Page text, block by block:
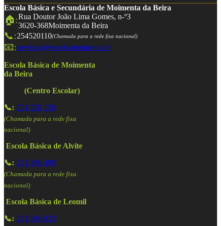
Escola Básica e Secundária de Moimenta da Beira
🏠:Rua Doutor João Lima Gomes, n-º3
3620-368Moimenta da Beira
📞:254520110(Chamada para a rede fixa nacional)
📧:servicos@escolasmoimenta.pt
Escola Básica de Moimenta
da Beira
(Centro Escolar)
📞: 254 520 150
(Chamada para a rede fixa
nacional)
Escola Básica de Alvite
📞: 254 586 409
(Chamada para a rede fixa
nacional)
Escola Básica de Leomil
📞: 254 586 833